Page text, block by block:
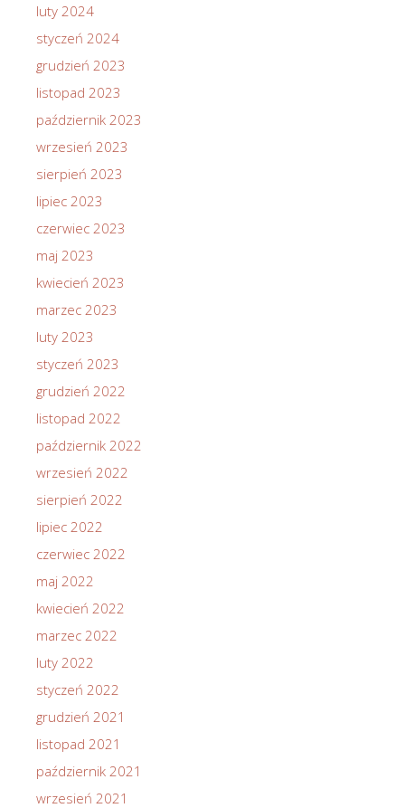
luty 2024
styczeń 2024
grudzień 2023
listopad 2023
październik 2023
wrzesień 2023
sierpień 2023
lipiec 2023
czerwiec 2023
maj 2023
kwiecień 2023
marzec 2023
luty 2023
styczeń 2023
grudzień 2022
listopad 2022
październik 2022
wrzesień 2022
sierpień 2022
lipiec 2022
czerwiec 2022
maj 2022
kwiecień 2022
marzec 2022
luty 2022
styczeń 2022
grudzień 2021
listopad 2021
październik 2021
wrzesień 2021